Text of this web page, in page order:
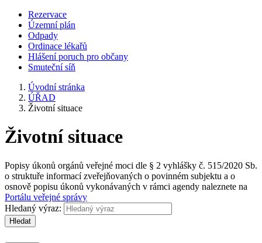
Rezervace
Územní plán
Odpady
Ordinace lékařů
Hlášení poruch pro občany
Smuteční síň
Úvodní stránka
ÚŘAD
Životní situace
Životní situace
Popisy úkonů orgánů veřejné moci dle § 2 vyhlášky č. 515/2020 Sb.
o struktuře informací zveřejňovaných o povinném subjektu a o
osnově popisu úkonů vykonávaných v rámci agendy naleznete na
Portálu veřejné správy
Hledaný výraz:
Hledat